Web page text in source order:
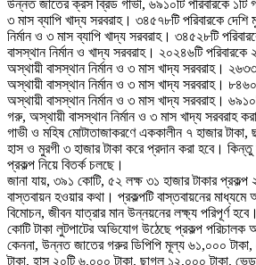
উন্নত জাতের ক্রস ব্রিড গাভী, ৬৯১০টি পরিবারকে ১টি
৩ মাস ব্যাপি খাদ্য সরবরাহ। ৩৪৫৭৮টি পরিবারকে দেশি
নির্মান ও ৩ মাস ব্যাপি খাদ্য সরবরাহ। ৩৪৫২৮টি
বাসস্থান নির্মান ও খাদ্য সরবরাহ। ২০২৪৬টি পরিবারকে
অস্থায়ী বাসস্থান নির্মান ও ৩ মাস খাদ্য সরবরাহ।
অস্থায়ী বাসস্থান নির্মান ও ৩ মাস খাদ্য সরবরাহ।
অস্থায়ী বাসস্থান নির্মান ও ৩ মাস খাদ্য সরবরাহ।
গরু, অস্থায়ী বাসস্থান নির্মান ও ৩ মাস খাদ্য সরবরাহ
গাভী ও মহিষ মোটাতাজাকরণে এককালীন ৭ হাজার টাকা,
হাস ও মুরগী ৩ হাজার টাকা করে প্রদান করা হবে।
প্রকল্প নিয়ে বিতর্ক চলছে।
জানা যায়, ৩৯১ কোটি, ৫২ লক্ষ ৩১ হাজার টাকার
বাস্তবায়ন হওয়ার কথা। প্রকল্পটি বাস্তবায়নের মাধ্যমে
বিমোচন, জীবন যাত্রার মান উন্নয়নের লক্ষ্য পরিপূর্ণ
কোটি টাকা লুটপাটের অভিযোগ উঠেছে প্রকল্প পরিচালক
কেননা, উন্নত জাতের গরুর ডিপিপি মূল্য ৬১,০০০ টাকা,
টাকা, হাস ২০টি ৬,০০০ টাকা, ছাগল ১২,০০০ টাকা,